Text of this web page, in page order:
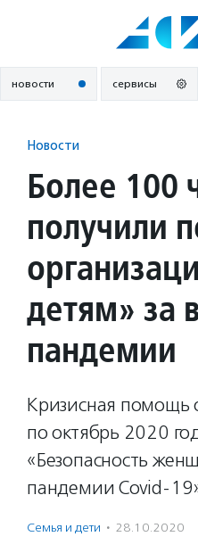
новости сервисы
Новости
Более 100
получили
детям» за
пандемии
Кризисная помощь
по октябрь 2020
«Безопасность
пандемии Covid-
Семья и дети · 28.10.2020